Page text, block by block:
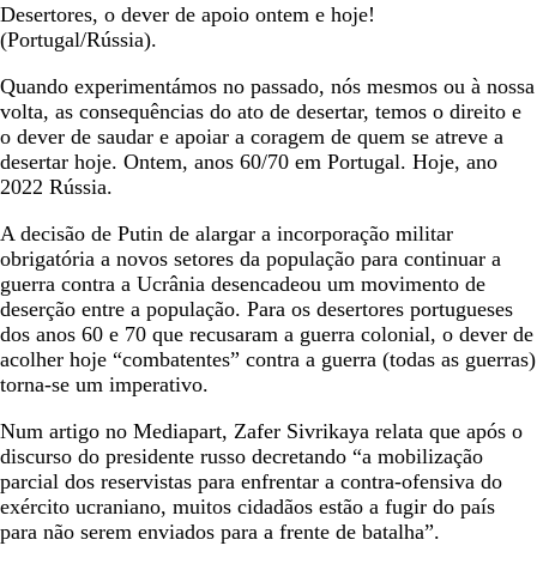
Desertores, o dever de apoio ontem e hoje!
(Portugal/Rússia).
Quando experimentámos no passado, nós mesmos ou à nossa
volta, as consequências do ato de desertar, temos o direito e
o dever de saudar e apoiar a coragem de quem se atreve a
desertar hoje. Ontem, anos 60/70 em Portugal. Hoje, ano
2022 Rússia.
A decisão de Putin de alargar a incorporação militar
obrigatória a novos setores da população para continuar a
guerra contra a Ucrânia desencadeou um movimento de
deserção entre a população. Para os desertores portugueses
dos anos 60 e 70 que recusaram a guerra colonial, o dever de
acolher hoje “combatentes” contra a guerra (todas as guerras)
torna-se um imperativo.
Num artigo no Mediapart, Zafer Sivrikaya relata que após o
discurso do presidente russo decretando “a mobilização
parcial dos reservistas para enfrentar a contra-ofensiva do
exército ucraniano, muitos cidadãos estão a fugir do país
para não serem enviados para a frente de batalha”.